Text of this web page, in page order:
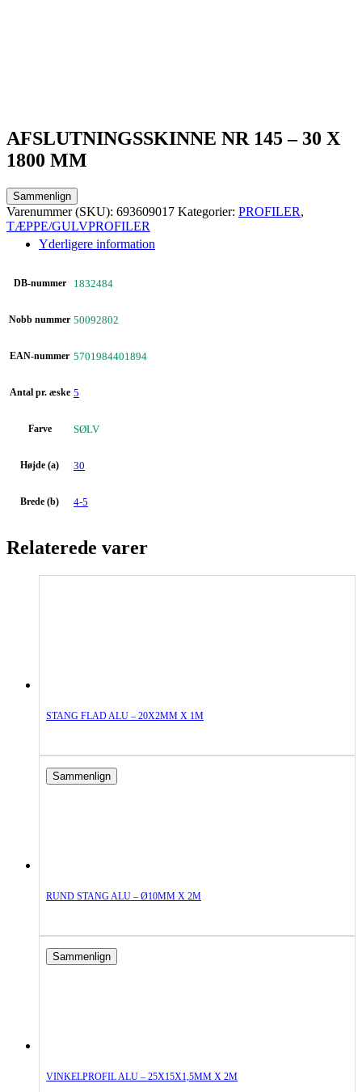
AFSLUTNINGSSKINNE NR 145 – 30 X
1800 MM
Sammenlign
Varenummer (SKU): 693609017 Kategorier: PROFILER,
TÆPPE/GULVPROFILER
Yderligere information
DB-nummer 1832484
Nobb nummer 50092802
EAN-nummer 5701984401894
Antal pr. æske 5
Farve SØLV
Højde (a) 30
Brede (b) 4-5
Relaterede varer
STANG FLAD ALU – 20X2MM X 1M
Sammenlign
RUND STANG ALU – Ø10MM X 2M
Sammenlign
VINKELPROFIL ALU – 25X15X1,5MM X 2M